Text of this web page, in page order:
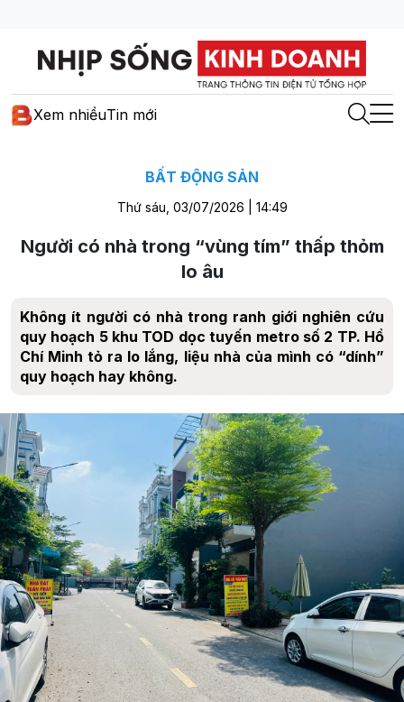
Xem nhiềuTin mới
BẤT ĐỘNG SẢN
Thứ sáu, 03/07/2026 | 14:49
Người có nhà trong “vùng tím” thấp thỏm
lo âu
Không ít người có nhà trong ranh giới nghiên cứu
quy hoạch 5 khu TOD dọc tuyến metro số 2 TP. Hồ
Chí Minh tỏ ra lo lắng, liệu nhà của mình có “dính”
quy hoạch hay không.